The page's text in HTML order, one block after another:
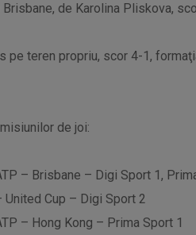
de Karolina Pliskova,
pe teren propriu, scor 4-1,
de joi:
– Brisbane – Digi Sport 1,
United Cup – Digi Sport 2
– Hong Kong – Prima Sport 1